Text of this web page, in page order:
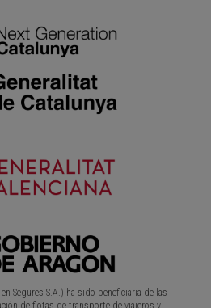
Segures S.A.) ha sido beneficiaria de las
de flotas de transporte de viajeros y